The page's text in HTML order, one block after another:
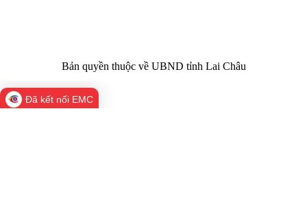
Bản quyền thuộc về UBND tỉnh Lai Châu
Đã kết nối EMC